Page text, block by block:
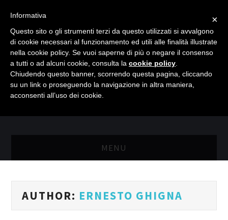
MENU
MASTER MARKETING & RETAIL
AUTHOR: ERNESTO GHIGNA
×
Informativa
Questo sito o gli strumenti terzi da questo utilizzati si avvalgono
di cookie necessari al funzionamento ed utili alle finalità illustrate
nella cookie policy. Se vuoi saperne di più o negare il consenso
a tutti o ad alcuni cookie, consulta la cookie policy
Chiudendo questo banner, scorrendo questa pagina, cliccando
su un link o proseguendo la navigazione in altra maniera,
acconsenti all’uso dei cookie.